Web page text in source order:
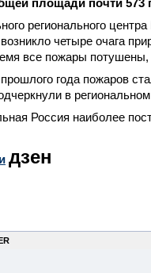
площади почти 573
регионального
четыре очага
все пожары потушены,
года пожаров
в
Россия наиболее
дзен